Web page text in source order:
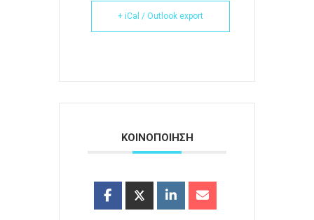
+ iCal / Outlook export
ΚΟΙΝΟΠΟΙΗΣΗ